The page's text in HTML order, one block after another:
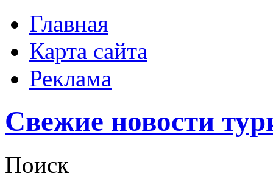
Главная
Карта сайта
Реклама
Свежие новости
Поиск